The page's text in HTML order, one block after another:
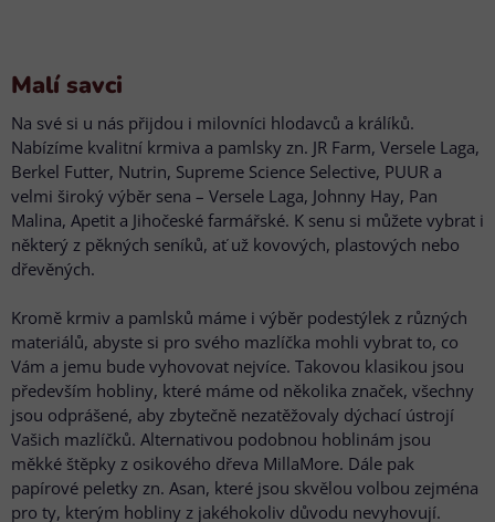
Malí savci
Na své si u nás přijdou i milovníci hlodavců a králíků.
Nabízíme kvalitní krmiva a pamlsky zn. JR Farm, Versele Laga,
Berkel Futter, Nutrin, Supreme Science Selective, PUUR a
velmi široký výběr sena – Versele Laga, Johnny Hay, Pan
Malina, Apetit a Jihočeské farmářské. K senu si můžete vybrat i
některý z pěkných seníků, ať už kovových, plastových nebo
dřevěných.
Kromě krmiv a pamlsků máme i výběr podestýlek z různých
materiálů, abyste si pro svého mazlíčka mohli vybrat to, co
Vám a jemu bude vyhovovat nejvíce. Takovou klasikou jsou
především hobliny, které máme od několika značek, všechny
jsou odprášené, aby zbytečně nezatěžovaly dýchací ústrojí
Vašich mazlíčků. Alternativou podobnou hoblinám jsou
měkké štěpky z osikového dřeva MillaMore. Dále pak
papírové peletky zn. Asan, které jsou skvělou volbou zejména
pro ty, kterým hobliny z jakéhokoliv důvodu nevyhovují.